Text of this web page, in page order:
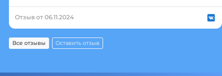
Отзыв от 06.11.2024
Все отзывы Оставить отзыв